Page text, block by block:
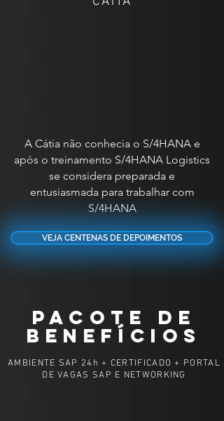
A Cátia não conhecia o S/4HANA e
após o treinamento S/4HANA Logistics
se considera preparada e
entusiasmada para trabalhar com
S/4HANA
VEJA CENTENAS DE DEPOIMENTOS
PACOTE DE
BENEFÍCIOS
AMBIENTE SAP 24h + CERTIFICADO + PORTAL
DE VAGAS SAP E NETWORKING